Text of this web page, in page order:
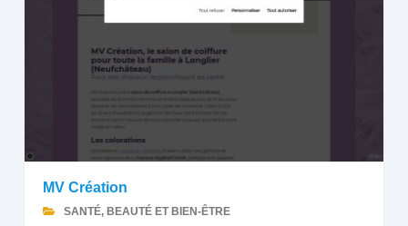
MV Création
SANTÉ, BEAUTÉ ET BIEN-ÊTRE